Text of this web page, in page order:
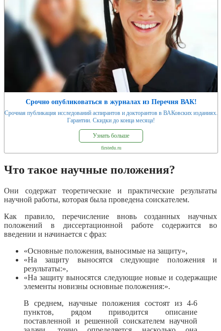
Срочно опубликоваться в журналах из Перечня ВАК!
Срочная публикация исследований аспирантов и докторантов в ВАКовских изданиях.
Гарантии. Скидки до конца месяца!
Узнать больше
firstedu.ru
Что такое научные положения?
Они содержат теоретические и практические результаты
научной работы, которая была проведена соискателем.
Как правило, перечисление вновь созданных научных
положений в диссертационной работе содержится во
введении и начинается с фраз:
«Основные положения, выносимые на защиту»,
«На защиту выносятся следующие положения и
результаты:»,
«На защиту выносятся следующие новые и содержащие
элементы новизны основные положения:».
В среднем, научные положения состоят из 4-6
пунктов, рядом приводится описание
поставленной и решенной соискателем научной